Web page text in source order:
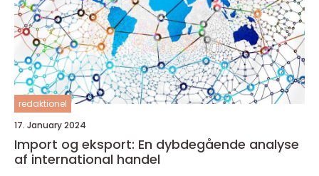
redaktionel
17. January 2024
Import og eksport: En dybdegående analyse
af international handel